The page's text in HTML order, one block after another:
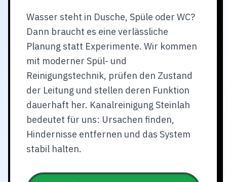
Wasser steht in Dusche, Spüle oder WC?
Dann braucht es eine verlässliche
Planung statt Experimente. Wir kommen
mit moderner Spül- und
Reinigungstechnik, prüfen den Zustand
der Leitung und stellen deren Funktion
dauerhaft her. Kanalreinigung Steinlah
bedeutet für uns: Ursachen finden,
Hindernisse entfernen und das System
stabil halten.